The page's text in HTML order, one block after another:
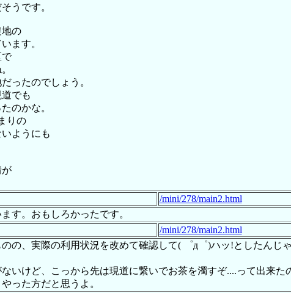
うです。
の
ます。
ったのでしょう。
でも
のかな。
りの
ようにも
/mini/278/main2.html
す。おもしろかったです。
/mini/278/main2.html
の、実際の利用状況を改めて確認して( ゜д゜)ハッ!としたんじ
いけど、こっから先は現道に繋いでお茶を濁すぞ....って出来た
った方だと思うよ。